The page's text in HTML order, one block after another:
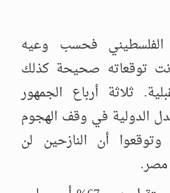
الفلسطيني فحسب وعيه
توقعاته صحيحة كذلك
ثلاثة أرباع الجمهور
الدولية في وقف الهجوم
أن النازحين لن
مصر.